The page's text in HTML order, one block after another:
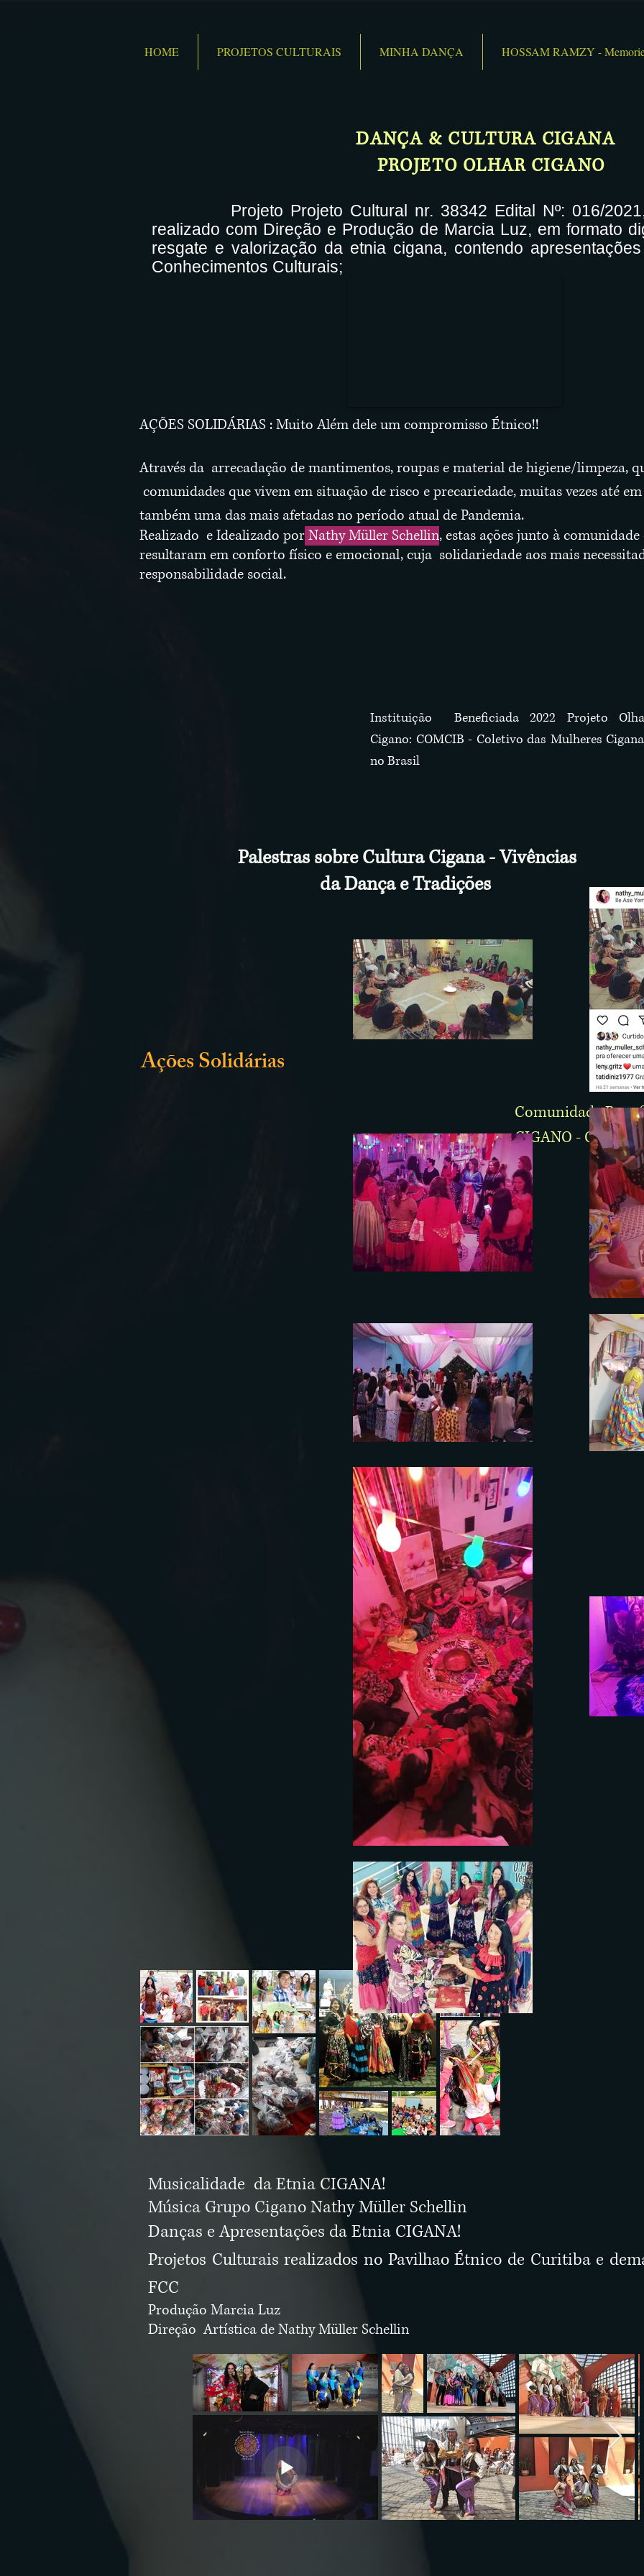
HOME PROJETOS CULTURAIS MINHA DANÇA HOSSAM RAMZY -
DANÇA & CULTURA CIGANA
PROJETO OLHAR CIGANO
Projeto Projeto Cultural nr. 38342 Edital Nº: 016/2021,
realizado com Direção e Produção de Marcia Luz, em formato
resgate e valorização da etnia cigana, contendo
Conhecimentos Culturais;
Instituição Beneficiada 2022 Projeto
Cigano: COMCIB - Coletivo das Mulheres
no Brasil
AÇÕES SOLIDÁRIAS : Muito Além dele um compromisso Étnico!!
Através da arrecadação de mantimentos, roupas e material de higiene/limpeza,
comunidades que vivem em situação de risco e precariedade, muitas vezes até
também uma das mais afetadas no período atual de Pandemia.
Realizado e Idealizado porNathy Müller Schellin, estas ações junto à
resultaram em conforto físico e emocional, cuja solidariedade aos mais
responsabilidade social.
Ações Solidárias
Comunidade
CIGANO - CAMPO
Palestras sobre Cultura Cigana - Vivências
da Dança e Tradições
Musicalidade da Etnia CIGANA!
​Música Grupo Cigano Nathy Müller Schellin
Danças e Apresentações da Etnia CIGANA!
Projetos Culturais realizados no Pavilhao Étnico de Curitiba e
FCC
Produção Marcia Luz
Direção Artística de Nathy Müller Schellin